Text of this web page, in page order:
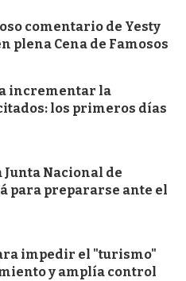
comentario de Yesty
plena Cena de Famosos
incrementar la
los primeros días
Junta Nacional de
para prepararse ante el
impedir el "turismo"
y amplía control